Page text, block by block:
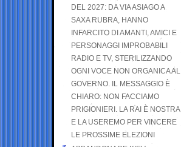
DEL 2027: DA VIA ASIAGO A
SAXA RUBRA, HANNO
INFARCITO DI AMANTI, AMICI E
PERSONAGGI IMPROBABILI
RADIO E TV, STERILIZZANDO
OGNI VOCE NON ORGANICA AL
GOVERNO. IL MESSAGGIO È
CHIARO: NON FACCIAMO
PRIGIONIERI. LA RAI È NOSTRA
E LA USEREMO PER VINCERE
LE PROSSIME ELEZIONI